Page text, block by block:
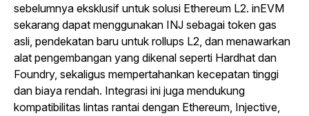
sebelumnya eksklusif untuk solusi Ethereum L2. inEVM
sekarang dapat menggunakan INJ sebagai token gas
asli, pendekatan baru untuk rollups L2, dan menawarkan
alat pengembangan yang dikenal seperti Hardhat dan
Foundry, sekaligus mempertahankan kecepatan tinggi
dan biaya rendah. Integrasi ini juga mendukung
kompatibilitas lintas rantai dengan Ethereum, Injective,